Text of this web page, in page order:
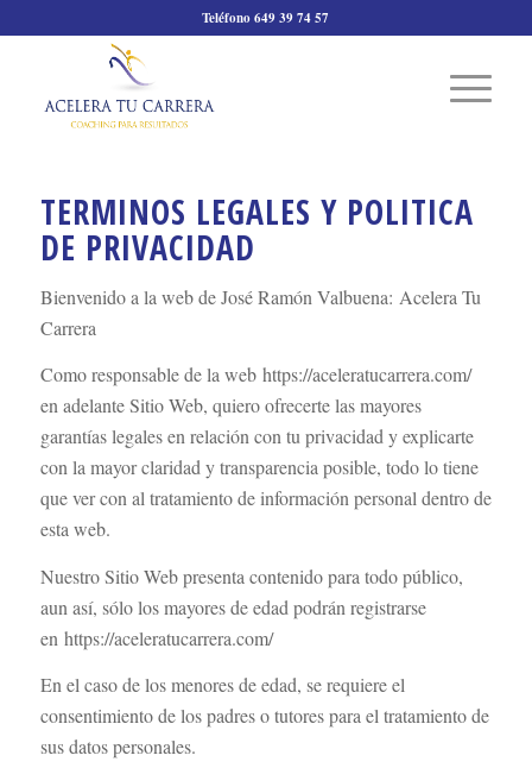
Teléfono 649 39 74 57
TERMINOS LEGALES Y POLITICA
DE PRIVACIDAD
Bienvenido a la web de José Ramón Valbuena: Acelera Tu
Carrera
Como responsable de la web https://aceleratucarrera.com/
en adelante Sitio Web, quiero ofrecerte las mayores
garantías legales en relación con tu privacidad y explicarte
con la mayor claridad y transparencia posible, todo lo tiene
que ver con al tratamiento de información personal dentro de
esta web.
Nuestro Sitio Web presenta contenido para todo público,
aun así, sólo los mayores de edad podrán registrarse
en https://aceleratucarrera.com/
En el caso de los menores de edad, se requiere el
consentimiento de los padres o tutores para el tratamiento de
sus datos personales.